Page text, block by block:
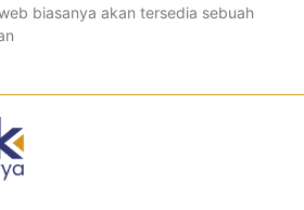
biasanya akan tersedia sebuah